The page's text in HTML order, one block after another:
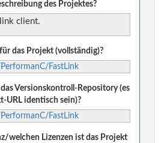
des Projektes?
client.
das Projekt (vollständig)?
FastLink
Versionskontroll-Repository (es
URL identisch sein)?
FastLink
welchen Lizenzen ist das Projekt